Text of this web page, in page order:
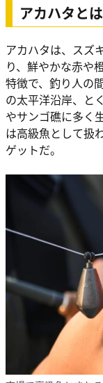
アカハタと
アカハタは、スズ
り、鮮やかな赤や
特徴で、釣り人の
の太平洋沿岸、と
やサンゴ礁に多く
は高級魚として扱
ゲットだ。